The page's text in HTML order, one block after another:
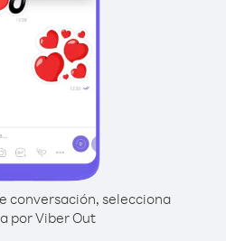
conversación, selecciona
por Viber Out